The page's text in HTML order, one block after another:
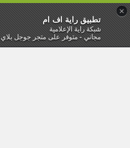
×
تطبيق راية اف ام
شبكة راية الإعلامية
مجاني - متوفر على متجر جوجل بلاي